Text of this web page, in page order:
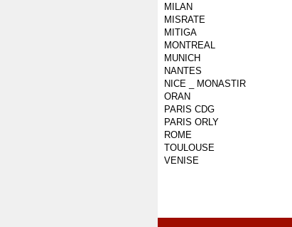
MILAN
MISRATE
MITIGA
MONTREAL
MUNICH
NANTES
NICE _ MONASTIR
ORAN
PARIS CDG
PARIS ORLY
ROME
TOULOUSE
VENISE